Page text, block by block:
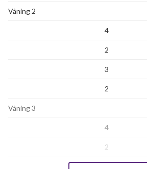
Våning 2
4
2
3
2
Våning 3
4
2